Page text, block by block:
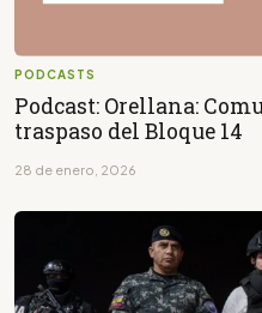
PODCASTS
Podcast: Orellana:
traspaso del Bloque 14
28 de enero, 2026